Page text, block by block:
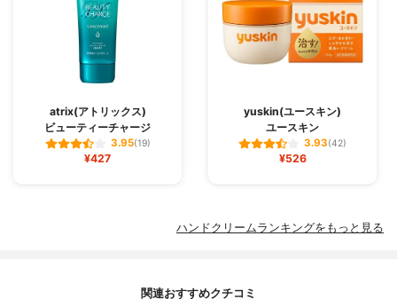
atrix(アトリックス)
ビューティーチャージ
3.95(19)
¥427
yuskin(ユースキン)
ユースキン
3.93(42)
¥526
ハンドクリームランキングをもっと見る
関連おすすめクチコミ